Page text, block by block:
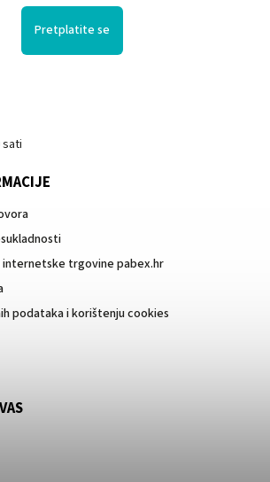
Pretplatite se
sati
internetske trgovine pabex.hr
podataka i korištenju cookies